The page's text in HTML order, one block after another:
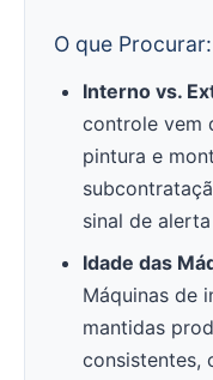
O que Procurar:
Interno vs.
controle vem
pintura e
sinal de
Idade das
Máquinas de
mantidas
consistentes,